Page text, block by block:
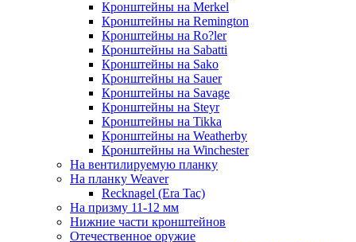
Кронштейны на Merkel
Кронштейны на Remington
Кронштейны на Ro?ler
Кронштейны на Sabatti
Кронштейны на Sako
Кронштейны на Sauer
Кронштейны на Savage
Кронштейны на Steyr
Кронштейны на Tikka
Кронштейны на Weatherby
Кронштейны на Winchester
На вентилируемую планку
На планку Weaver
Recknagel (Era Tac)
На призму 11-12 мм
Нижние части кронштейнов
Отечественное оружие